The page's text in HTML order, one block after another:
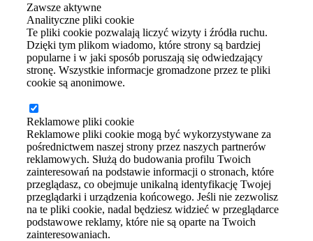
Zawsze aktywne
Analityczne pliki cookie
Te pliki cookie pozwalają liczyć wizyty i źródła ruchu.
Dzięki tym plikom wiadomo, które strony są bardziej
popularne i w jaki sposób poruszają się odwiedzający
stronę. Wszystkie informacje gromadzone przez te pliki
cookie są anonimowe.
Reklamowe pliki cookie
Reklamowe pliki cookie mogą być wykorzystywane za
pośrednictwem naszej strony przez naszych partnerów
reklamowych. Służą do budowania profilu Twoich
zainteresowań na podstawie informacji o stronach, które
przeglądasz, co obejmuje unikalną identyfikację Twojej
przeglądarki i urządzenia końcowego. Jeśli nie zezwolisz
na te pliki cookie, nadal będziesz widzieć w przeglądarce
podstawowe reklamy, które nie są oparte na Twoich
zainteresowaniach.